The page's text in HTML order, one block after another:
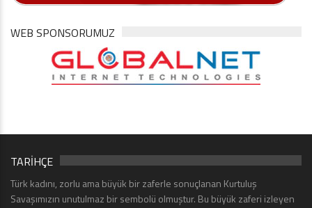
WEB SPONSORUMUZ
TARİHÇE
Türk kadını, zorlu ama büyük bir zaferle sonuçlanan Kurtuluş
Savaşımızın unutulmaz bir sembolü olmuştur. Bu büyük zaferi izleyen